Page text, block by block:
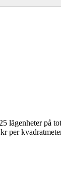
25 lägenheter på
per